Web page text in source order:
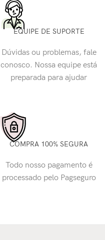
EQUIPE DE SUPORTE
Dúvidas ou problemas, fale
conosco. Nossa equipe está
preparada para ajudar
COMPRA 100% SEGURA
Todo nosso pagamento é
processado pelo Pagseguro